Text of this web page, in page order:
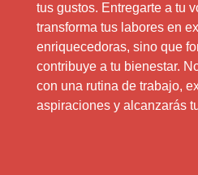
tus gustos. Entregarte a tu
transforma tus labores en
enriquecedoras, sino que
contribuye a tu bienestar.
con una rutina de trabajo,
aspiraciones y alcanzarás